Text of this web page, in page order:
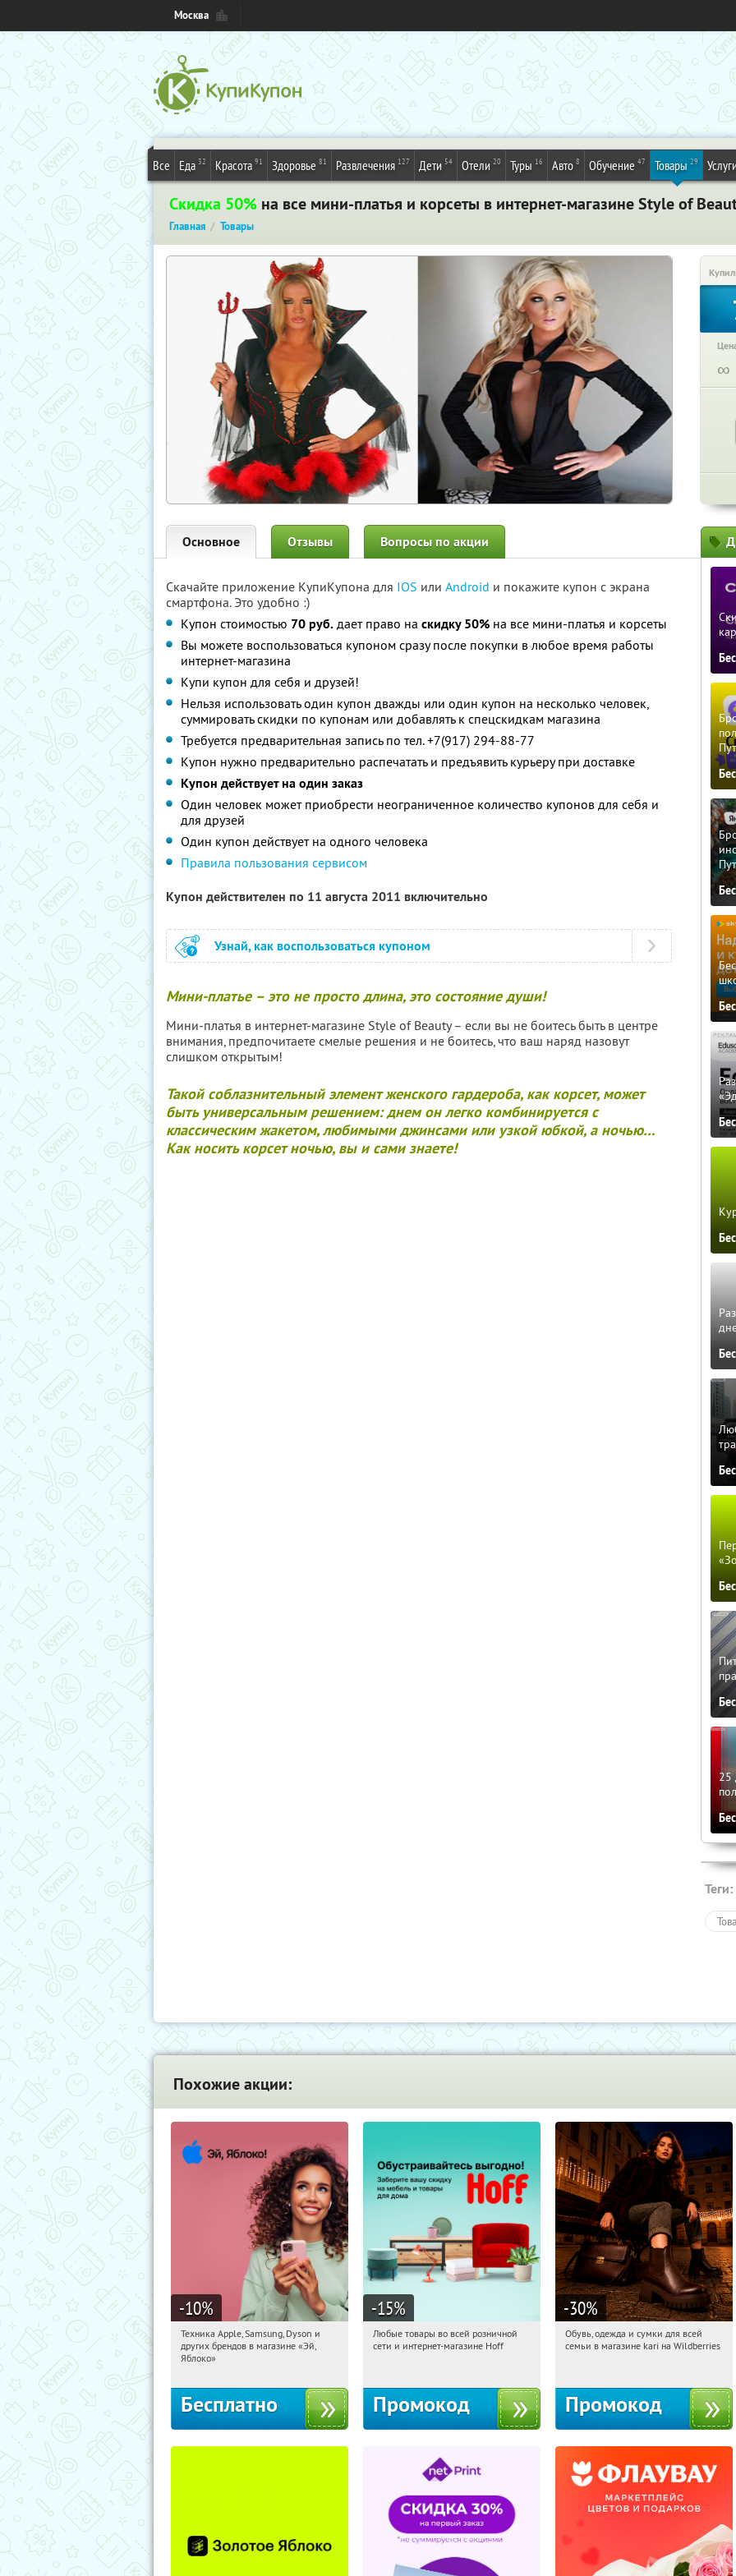
Москва
Все Еда 32 Красота 91 Здоровье 81 Развлечения 127 Дети 54 Отели 20 Туры 16 Авто 8 Обучение 47 Товары 29
Скидка 50% на все мини-платья и корсеты в интернет-магазине Style of
Главная Товары
∞
Основное Отзывы Вопросы по акции
Скачайте приложение КупиКупона для IOS или Android и покажите купон с экрана
смартфона. Это удобно :)
Купон стоимостью 70 руб. дает право на скидку 50% на все мини-платья и корсеты
Вы можете воспользоваться купоном сразу после покупки в любое время работы
интернет-магазина
Купи купон для себя и друзей!
Нельзя использовать один купон дважды или один купон на несколько человек,
суммировать скидки по купонам или добавлять к спецскидкам магазина
Требуется предварительная запись по тел. +7(917) 294-88-77
Купон нужно предварительно распечатать и предъявить курьеру при доставке
Купон действует на один заказ
Один человек может приобрести неограниченное количество купонов для себя и
для друзей
Один купон действует на одного человека
Правила пользования сервисом
Купон действителен по 11 августа 2011 включительно
Узнай, как воспользоваться купоном
Мини-платье – это не просто длина, это состояние души!
Мини-платья в интернет-магазине Style of Beauty – если вы не боитесь быть в центре
внимания, предпочитаете смелые решения и не боитесь, что ваш наряд назовут
слишком открытым!
Такой соблазнительный элемент женского гардероба, как корсет, может
быть универсальным решением: днем он легко комбинируется с
классическим жакетом, любимыми джинсами или узкой юбкой, а ночью…
Как носить корсет ночью, вы и сами знаете!
25
Теги:
Похожие акции:
-10%
08:28:29
Получи первым!
Багратионовская
Техника Apple, Samsung, Dyson и
других брендов в магазине «Эй,
Яблоко»
Бесплатно
-15%
08:28:29 Получили:
Любые товары во всей розничной
сети и интернет-магазине Hoff
Промокод
-30%
08:28:29 Получили:
Обувь, одежда и сумки для всей
семьи в магазине kari на Wildberries
Промокод